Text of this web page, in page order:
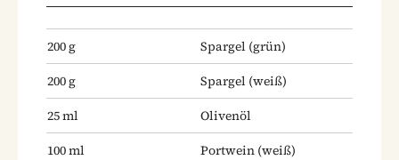
200g Spargel (grün)
200g Spargel (weiß)
25ml
Olivenöl
100ml Portwein (weiß)